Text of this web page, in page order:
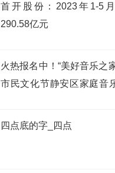
首开股份：2023年1-5
290.58亿元
火热报名中！“美好音乐之
市民文化节静安区家庭音
四点底的字_四点